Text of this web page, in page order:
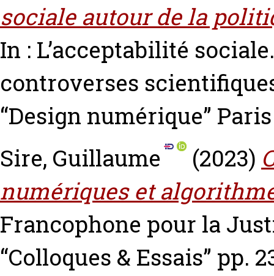
sociale autour de la
In : L’acceptabilité
controverses
“Design numérique”
Sire, Guillaume
(2023)
numériques et
Francophone pour la
“Colloques & Essais” pp.